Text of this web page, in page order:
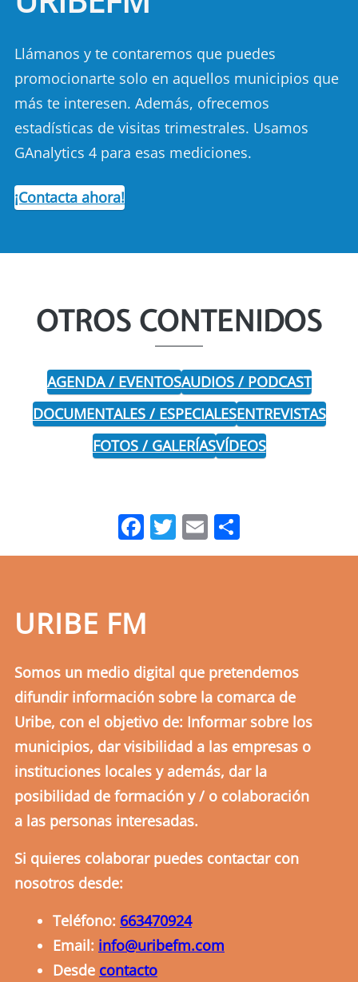
Llámanos y te contaremos que puedes
promocionarte solo en aquellos municipios que
más te interesen. Además, ofrecemos
estadísticas de visitas trimestrales. Usamos
GAnalytics 4 para esas mediciones.
¡Contacta ahora!
OTROS CONTENIDOS
AGENDA / EVENTOSAUDIOS / PODCAST
DOCUMENTALES / ESPECIALESENTREVISTAS
FOTOS / GALERÍASVÍDEOS
Facebook
Twitter
Email
URIBE FM
Somos un medio digital que pretendemos
difundir información sobre la comarca de
Uribe, con el objetivo de: Informar sobre los
municipios, dar visibilidad a las empresas o
instituciones locales y además, dar la
posibilidad de formación y / o colaboración
a las personas interesadas.
Si quieres colaborar puedes contactar con
nosotros desde:
Teléfono: 663470924
Email: info@uribefm.com
Desde contacto